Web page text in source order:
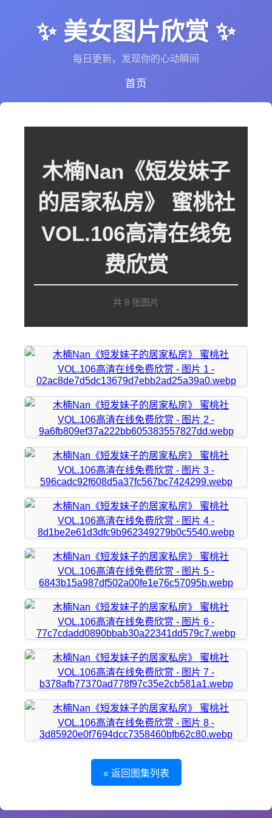
✨ 美女图片欣赏 ✨
每日更新，发现你的心动瞬间
首页
木楠Nan《短发妹子
的居家私房》 蜜桃社
VOL.106高清在线免
费欣赏
共 8 张图片
« 返回图集列表